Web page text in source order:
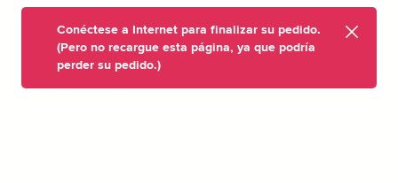
Conéctese a Internet para finalizar su pedido.
(Pero no recargue esta página, ya que podría
perder su pedido.)